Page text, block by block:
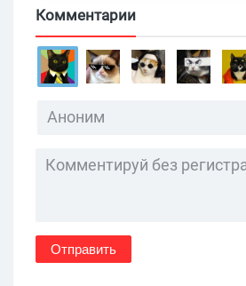
Комментарии
Отправить